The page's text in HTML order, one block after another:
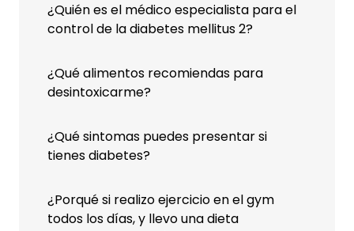
¿Quién es el médico especialista para el
control de la diabetes mellitus 2?
¿Qué alimentos recomiendas para
desintoxicarme?
¿Qué sintomas puedes presentar si
tienes diabetes?
¿Porqué si realizo ejercicio en el gym
todos los días, y llevo una dieta